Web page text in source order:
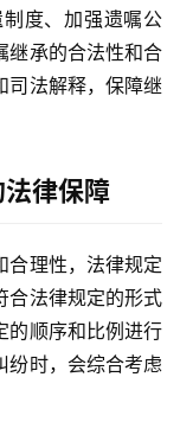
度、加强遗嘱公
继承的合法性和合
司法解释，保障继
律保障
合理性，法律规定
合法律规定的形式
的顺序和比例进行
纷时，会综合考虑